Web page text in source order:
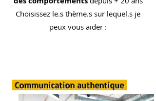
Choisissez le.s thème.s sur lequel.s je
peux vous aider :
Communication authentique